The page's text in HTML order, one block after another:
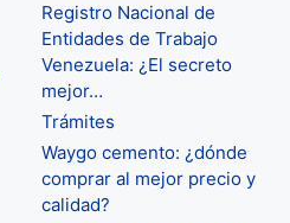
Registro Nacional de
Entidades de Trabajo
Venezuela: ¿El secreto
mejor…
Trámites
Waygo cemento: ¿dónde
comprar al mejor precio y
calidad?